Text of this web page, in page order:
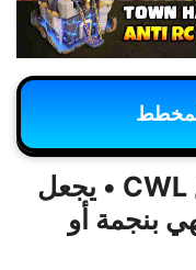
المخطط 7 : مخطط دفاع CWL • يجعل
تاون 18 تنتهي بنجمة أو